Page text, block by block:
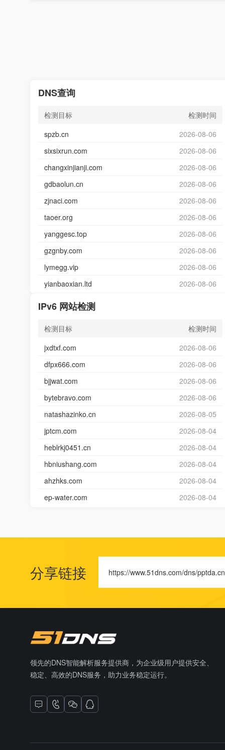
DNS查询
检测目标
检测时间
spzb.cn
2026-08-06
sixsixrun.com
2026-08-06
changxinjianji.com
2026-08-06
gdbaolun.cn
2026-08-06
zjnaci.com
2026-08-06
taoer.org
2026-08-06
yanggesc.top
2026-08-06
gzgnby.com
2026-08-06
lymegg.vip
2026-08-06
yianbaoxian.ltd
2026-08-06
IPv6 网站检测
检测目标
检测时间
jxdtxf.com
2026-08-06
dfpx666.com
2026-08-06
bjjwat.com
2026-08-06
bytebravo.com
2026-08-06
natashazinko.cn
2026-08-05
jptcm.com
2026-08-04
heblrkj0451.cn
2026-08-04
hbniushang.com
2026-08-04
ahzhks.com
2026-08-04
ep-water.com
2026-08-04
分享链接 https://www.51dns.com/dns/pptda.cn
领先的DNS智能解析服务提供商，为企业级用户提供安全、
稳定、高效的DNS服务，助力业务稳定运行。